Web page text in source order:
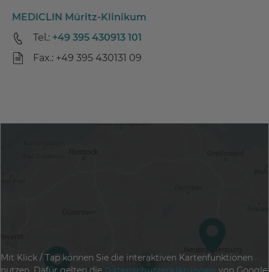
MEDICLIN Müritz-Klinikum
Tel.: +49 395 430913 101
Fax.: +49 395 430131 09
Mit Klick / Tap können Sie die interaktiven Kartenfunktionen